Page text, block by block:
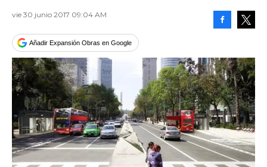
vie 30 junio 2017 09:04 AM
Añadir Expansión Obras en Google